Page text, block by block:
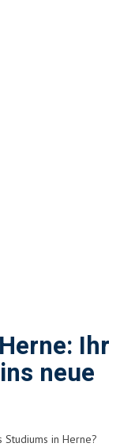
Ihr
neue
in Herne?